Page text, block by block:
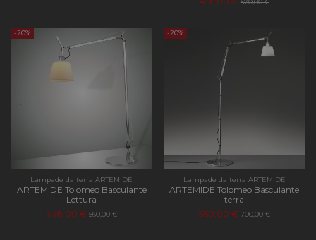
570,00 €
-20%
Lampade da terra ARTEMIDE
ARTEMIDE Tolomeo Basculante
Lettura
448,00 € 560,00 €
-20%
Lampade da terra ARTEMIDE
ARTEMIDE Tolomeo Basculante
terra
560,00 € 700,00 €